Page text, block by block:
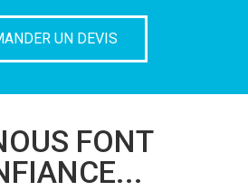
UN DEVIS
FONT